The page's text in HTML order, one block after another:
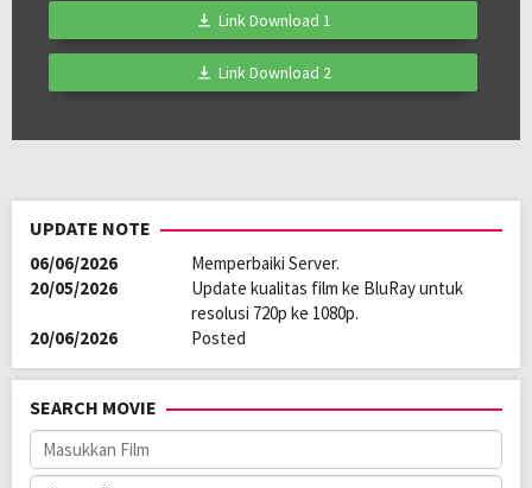
Rilis:
9 Jun 2026
Christopher Novabos
Pemain:
Aerol Carmelo,Ashley Lopez,Jamilla Obispo
Link Download 1
Link Download 2
UPDATE NOTE
06/06/2026
Memperbaiki Server.
20/05/2026
Update kualitas film ke BluRay untuk
resolusi 720p ke 1080p.
20/06/2026
Posted
SEARCH MOVIE